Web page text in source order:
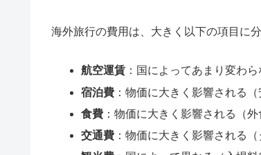
海外旅行の費用は、大きく以下の項目に分
航空運賃 ：国によってあまり変わ
宿泊費 ：物価に大きく影響される
食費 ：物価に大きく影響される（外
交通費 ：物価に大きく影響される